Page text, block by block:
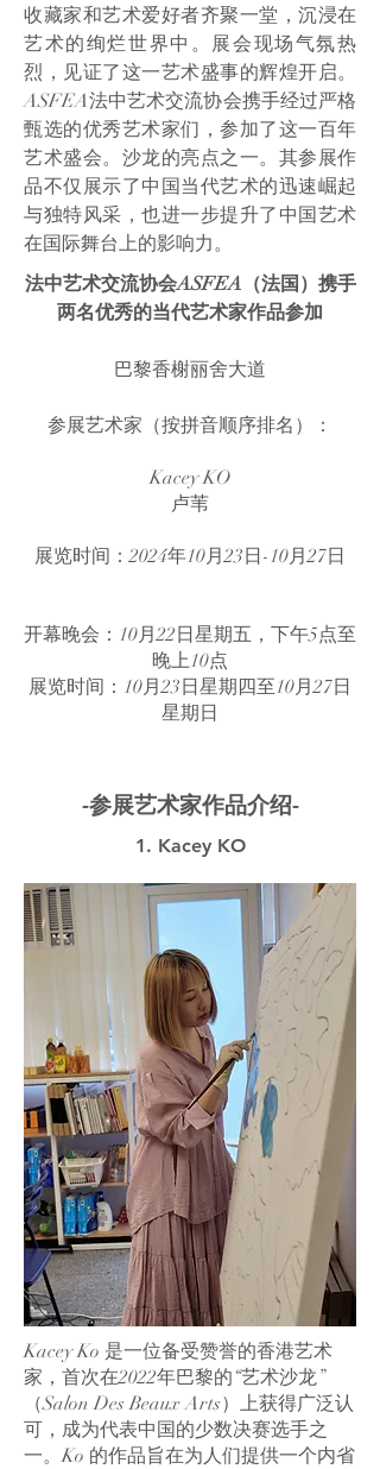
收藏家和艺术爱好者齐聚一堂，沉浸在
艺术的绚烂世界中。展会现场气氛热
烈，见证了这一艺术盛事的辉煌开启。
ASFEA法中艺术交流协会携手经过严格
甄选的优秀艺术家们，参加了这一百年
艺术盛会。沙龙的亮点之一。其参展作
品不仅展示了中国当代艺术的迅速崛起
与独特风采，也进一步提升了中国艺术
在国际舞台上的影响力。
法中艺术交流协会ASFEA（法国）携手
两名优秀的当代艺术家作品参加
巴黎香榭丽舍大道
参展艺术家（按拼音顺序排名）：
Kacey KO
卢苇
展览时间：2024年10月23日-10月27日
开幕晚会：10月22日星期五，下午5点至
晚上10点
展览时间：10月23日星期四至10月27日
星期日
-参展艺术家作品介绍-
1. Kacey KO
Kacey Ko 是一位备受赞誉的香港艺术
家，首次在2022年巴黎的“艺术沙龙”
（Salon Des Beaux Arts）上获得广泛认
可，成为代表中国的少数决赛选手之
一。Ko 的作品旨在为人们提供一个内省